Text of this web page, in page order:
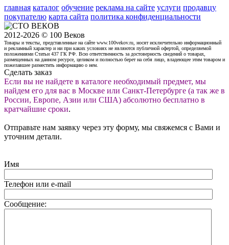
главная каталог обучение реклама на сайте услуги продавцу
покупателю карта сайта политика конфиденциальности
2012-2026 © 100 Веков
Товары и тексты, представленные на сайте www.100vekov.ru, носят исключительно информационный
и рекламный характер и ни при каких условиях не являются публичной офертой, определяемой
положениями Статьи 437 ГК РФ. Всю ответственность за достоверность сведений о товарах,
размещенных на данном ресурсе, целиком и полностью берет на себя лицо, владеющее этим товаром и
пожелавшее разместить информацию о нем.
Сделать заказ
Если вы не найдете в каталоге необходимый предмет, мы
найдем его для вас в Москве или Санкт-Петербурге (а так же в
России, Европе, Азии или США) абсолютно бесплатно в
кратчайшие сроки.
Отправьте нам заявку через эту форму, мы свяжемся с Вами и
уточним детали.
Имя
Телефон или e-mail
Сообщение: